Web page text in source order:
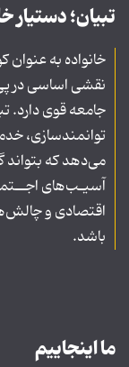
تبیان؛ دستیار
خانواده به
نقشی اساسی در
جامعه قوی دارد.
توانمندسازی،
می‌دهد که
آسیـب‌های
اقتصادی و
باشد.
ما اینجاییم